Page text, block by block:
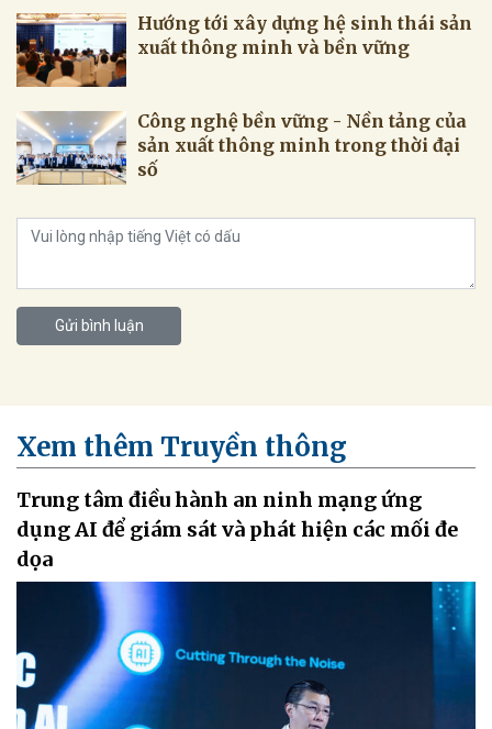
Hướng tới xây dựng hệ sinh thái sản
xuất thông minh và bền vững
Công nghệ bền vững - Nền tảng của
sản xuất thông minh trong thời đại
số
Gửi bình luận
Xem thêm Truyền thông
Trung tâm điều hành an ninh mạng ứng
dụng AI để giám sát và phát hiện các mối đe
dọa